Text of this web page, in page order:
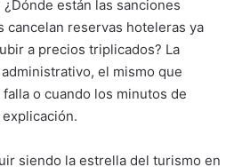
están las sanciones
cancelan reservas hoteleras ya
a precios triplicados? La
el mismo que
o cuando los minutos de
siendo la estrella del turismo en